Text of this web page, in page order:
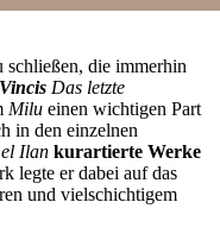
schließen, die immerhin
Das letzte
Milu einen wichtigen Part
in den einzelnen
Ilan kurartierte Werke
legte er dabei auf das
und vielschichtigem